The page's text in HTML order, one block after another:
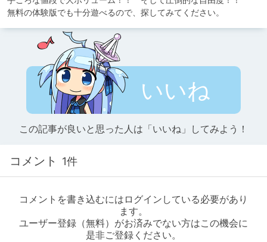
無料の体験版でも十分遊べるので、探してみてください。
いいね
この記事が良いと思った人は「いいね」してみよう！
コメント 1件
コメントを書き込むにはログインしている必要があり
ます。
ユーザー登録（無料）がお済みでない方はこの機会に
是非ご登録ください。